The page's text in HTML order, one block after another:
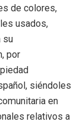
de colores,
usados,
su
por
siéndoles
en
relativos a